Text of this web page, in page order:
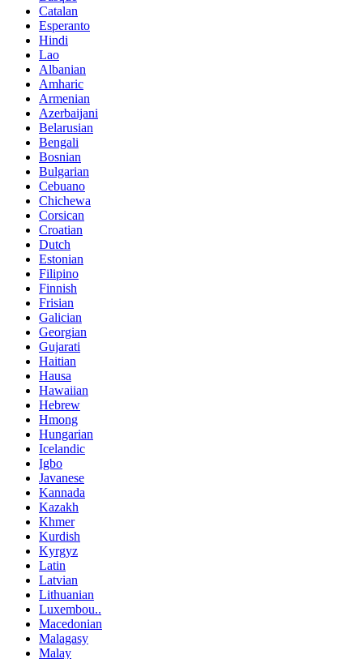
Catalan
Esperanto
Hindi
Lao
Albanian
Amharic
Armenian
Azerbaijani
Belarusian
Bengali
Bosnian
Bulgarian
Cebuano
Chichewa
Corsican
Croatian
Dutch
Estonian
Filipino
Finnish
Frisian
Galician
Georgian
Gujarati
Haitian
Hausa
Hawaiian
Hebrew
Hmong
Hungarian
Icelandic
Igbo
Javanese
Kannada
Kazakh
Khmer
Kurdish
Kyrgyz
Latin
Latvian
Lithuanian
Luxembou..
Macedonian
Malagasy
Malay